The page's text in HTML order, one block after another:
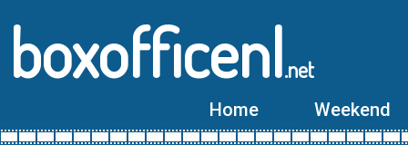
boxofficenl.net
Home Weekend